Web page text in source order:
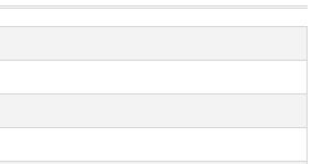
ご確認くださいませ】
ルは受け付けておりません。
やかに中身をご確認をお願いいたしま
ておりますが、万が一返礼品に不良・破
いましたら、＜返礼品到着後、翌日中ま
＞のうえメールにてお問合せ先までご